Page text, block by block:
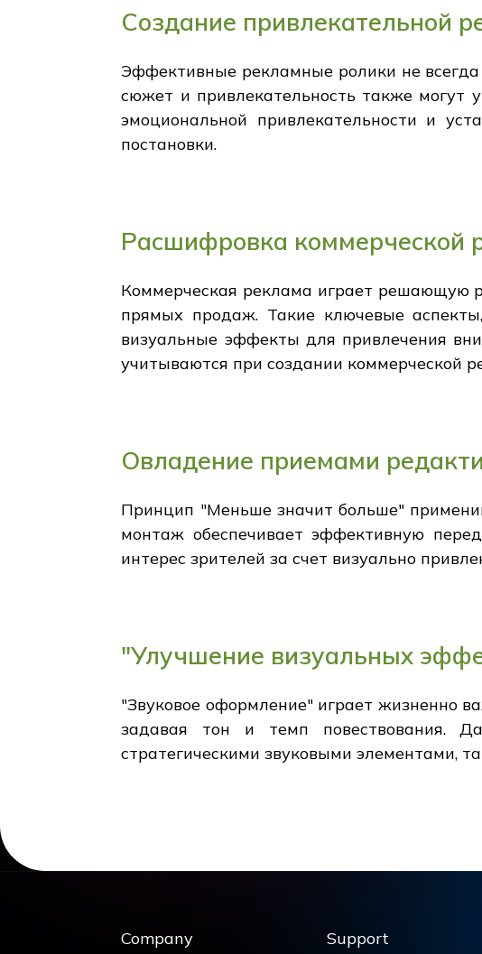
Создание привлекательной
Эффективные рекламные ролики не
сюжет и привлекательность также могут
эмоциональной привлекательности и
постановки.
Расшифровка коммерческой
Коммерческая реклама играет решающую
прямых продаж. Такие ключевые
визуальные эффекты для привлечения
учитываются при создании коммерческой
Овладение приемами
Принцип "Меньше значит больше"
монтаж обеспечивает эффективную
интерес зрителей за счет визуально
"Улучшение визуальных
"Звуковое оформление" играет жизненно
задавая тон и темп повествования.
стратегическими звуковыми элементами,
Company Support